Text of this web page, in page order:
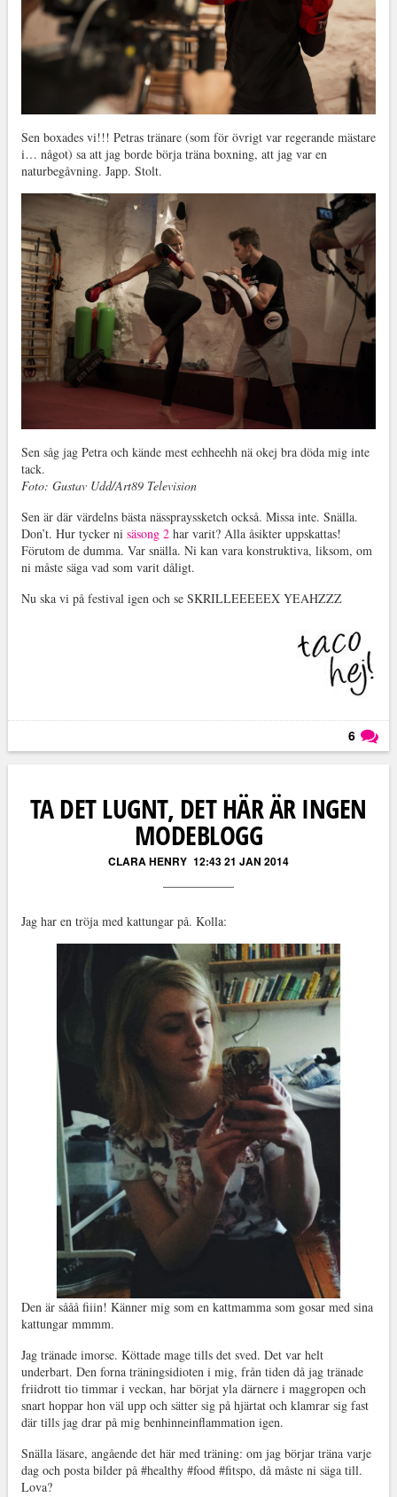
Sen boxades vi!!! Petras tränare (som för övrigt var regerande mästare
i… något) sa att jag borde börja träna boxning, att jag var en
naturbegåvning. Japp. Stolt.
Sen såg jag Petra och kände mest eehheehh nä okej bra döda mig inte
tack.
Foto: Gustav Udd/Art89 Television
Sen är där värdelns bästa nässprayssketch också. Missa inte. Snälla.
Don’t. Hur tycker ni säsong 2har varit? Alla åsikter uppskattas!
Förutom de dumma. Var snälla. Ni kan vara konstruktiva, liksom, om
ni måste säga vad som varit dåligt.
Nu ska vi på festival igen och se SKRILLEEEEEX YEAHZZZ
6
TA DET LUGNT, DET HÄR ÄR INGEN
MODEBLOGG
CLARA HENRY 12:43 21 JAN 2014
Jag har en tröja med kattungar på. Kolla:
Den är sååå fiiin! Känner mig som en kattmamma som gosar med sina
kattungar mmmm.
Jag tränade imorse. Köttade mage tills det sved. Det var helt
underbart. Den forna träningsidioten i mig, från tiden då jag tränade
friidrott tio timmar i veckan, har börjat yla därnere i maggropen och
snart hoppar hon väl upp och sätter sig på hjärtat och klamrar sig fast
där tills jag drar på mig benhinneinflammation igen.
Snälla läsare, angående det här med träning: om jag börjar träna varje
dag och posta bilder på #healthy #food #fitspo, då måste ni säga till.
Lova?